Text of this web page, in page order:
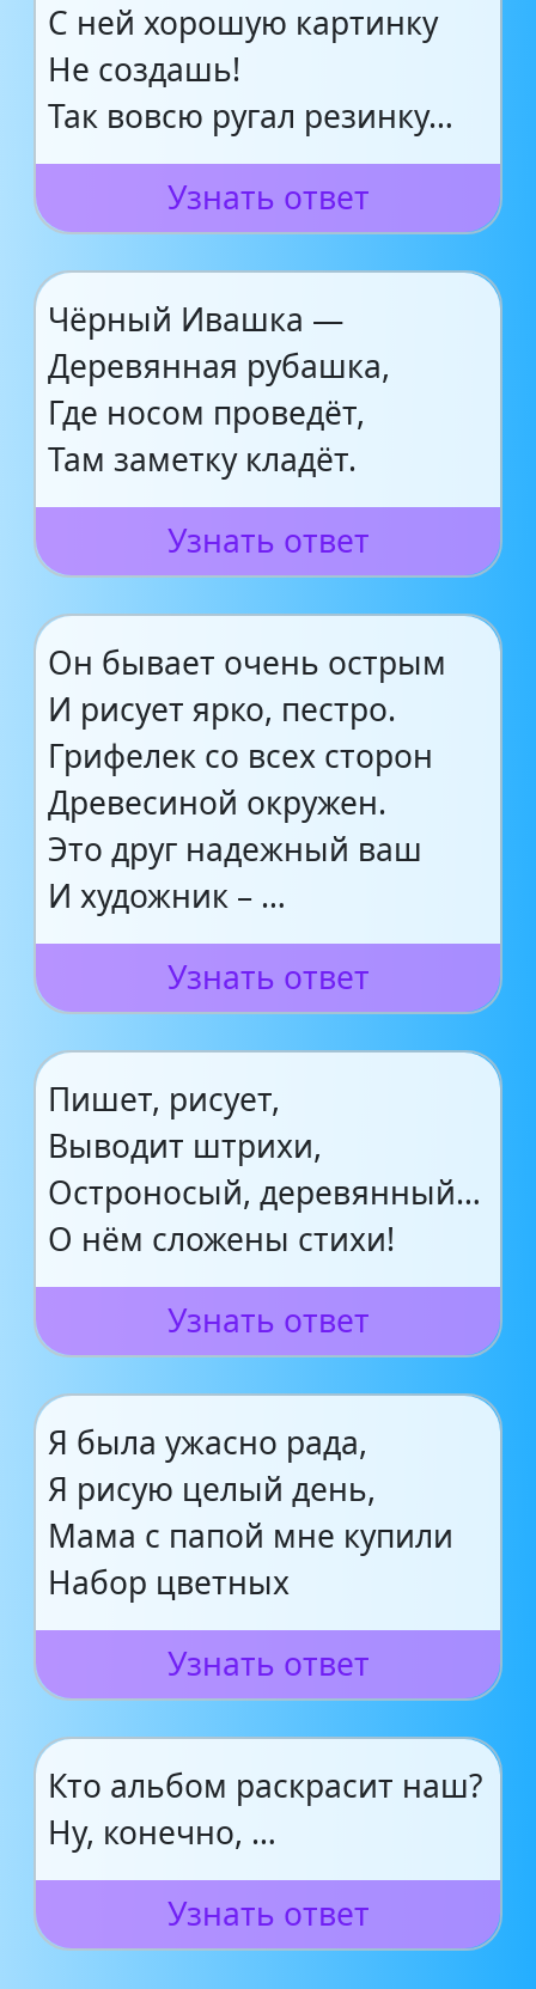
С ней хорошую картинку
Не создашь!
Так вовсю ругал резинку…
Узнать ответ
Чёрный Ивашка —
Деревянная рубашка,
Где носом проведёт,
Там заметку кладёт.
Узнать ответ
Он бывает очень острым
И рисует ярко, пестро.
Грифелек со всех сторон
Древесиной окружен.
Это друг надежный ваш
И художник – …
Узнать ответ
Пишет, рисует,
Выводит штрихи,
Остроносый, деревянный…
О нём сложены стихи!
Узнать ответ
Я была ужасно рада,
Я рисую целый день,
Мама с папой мне купили
Набор цветных
Узнать ответ
Кто альбом раскрасит наш?
Ну, конечно, …
Узнать ответ